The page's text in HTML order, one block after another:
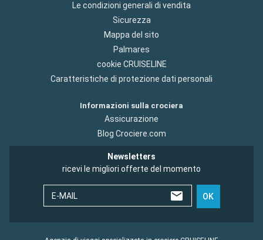
Le condizioni generali di vendita
Sicurezza
Mappa del sito
Palmares
cookie CRUISELINE
Caratteristiche di protezione dati personali
Informazioni sulla crociera
Assicurazione
Blog Crociere.com
Newsletters
ricevi le migliori offerte del momento
E-MAIL OK